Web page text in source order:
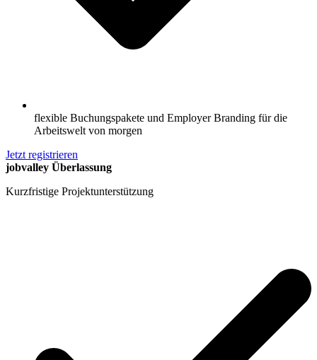
flexible Buchungspakete und Employer Branding für die
Arbeitswelt von morgen
Jetzt registrieren
jobvalley Überlassung
Kurzfristige Projektunterstützung